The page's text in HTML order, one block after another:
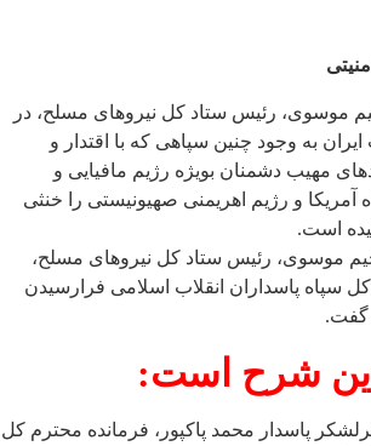
موسوی، رئیس ستاد کل نیروهای مسلح، در
به وجود چنین سپاهی که با اقتدار و
مهیب دشمنان بویژه رژیم مافیایی و
آمریکا و رژیم اهریمنی صهیونیستی را خنثی
است.
موسوی، رئیس ستاد کل نیروهای مسلح،
سپاه پاسداران انقلاب اسلامی فرارسیدن
گفت.
شرح است:
پاسدار محمد پاکپور، فرمانده محترم کل